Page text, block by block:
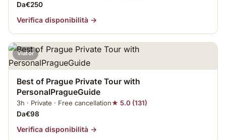
Da€250
Verifica disponibilità →
Viator
Best of Prague Private Tour with
PersonalPragueGuide
3h · Private · Free cancellation★ 5.0 (131)
Da€98
Verifica disponibilità →